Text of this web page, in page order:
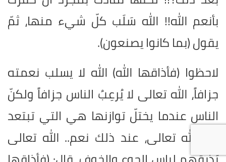
بأنعم الله!! الله سَلَب كلّ شيء منها، ثمّ
يقول (بما كانوا يصنعون).
لاحظوا (فأذاقها الله) الله لا يسلب نعمته
جزافاً، الله تعالى لا يُرعِبُ الناس جزافاً ولكنّ
الناس عندما يختلّ توازنها هي التي تبتعد
عن الله تعالى، عند ذلك نعم.. الله تعالى